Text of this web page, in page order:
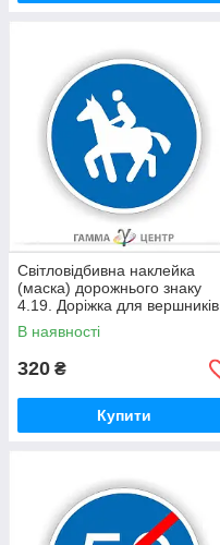
Світловідбивна наклейка
(маска) дорожнього знаку
4.19. Доріжка для вершників
В наявності
320 ₴
Купити